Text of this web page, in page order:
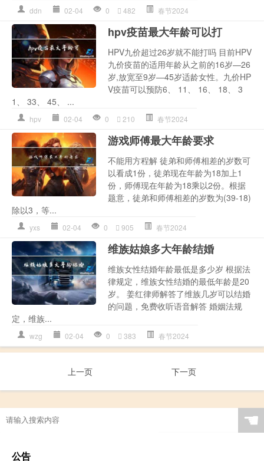
ddn 02-04 0 482 春节2024
hpv疫苗最大年龄可以打
HPV九价超过26岁就不能打吗 目前HPV
九价疫苗的适用年龄从之前的16岁—26
岁,放宽至9岁—45岁适龄女性。九价HP
V疫苗可以预防6、 11、 16、 18、 3
1、 33、 45、 ...
hpv 02-04 0 210 春节2024
游戏师傅最大年龄要求
不能用方程解 徒弟和师傅相差的岁数可
以看成1份，徒弟现在年龄为18加上1
份，师傅现在年龄为18乘以2份。根据
题意，徒弟和师傅相差的岁数为(39-18)
除以3，等...
yxs 02-04 0 905 春节2024
维族姑娘多大年龄结婚
维族女性结婚年龄最低是多少岁 根据法
律规定，维族女性结婚的最低年龄是20
岁。 姜红律师解答了维族几岁可以结婚
的问题，免费收听语音解答 婚姻法规
定，维族...
wzg 02-04 0 383 春节2024
上一页 下一页
☚
公告